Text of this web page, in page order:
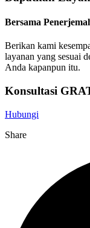
Bersama
Berikan kami
layanan yang sesuai
Anda kapanpun itu.
Konsultasi
Hubungi
Share